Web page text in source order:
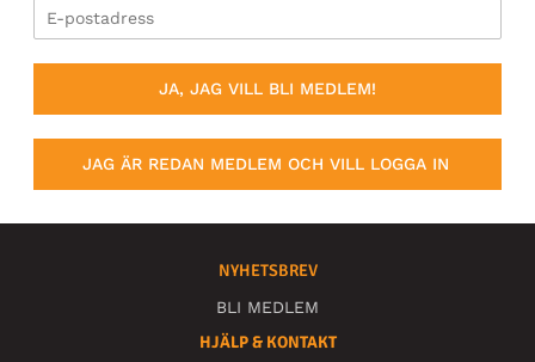
JA, JAG VILL BLI MEDLEM!
JAG ÄR REDAN MEDLEM OCH VILL LOGGA IN
NYHETSBREV
BLI MEDLEM
HJÄLP & KONTAKT